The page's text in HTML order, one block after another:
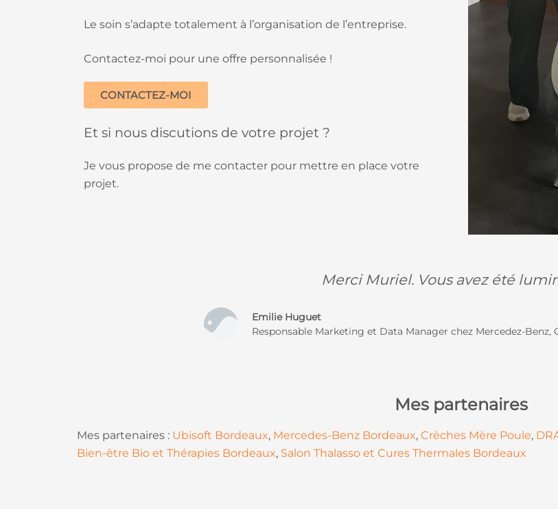
Le soin s’adapte totalement à l’organisation de l’entreprise.
Contactez-moi pour une offre personnalisée !
CONTACTEZ-MOI
Et si nous discutions de votre projet ?
Je vous propose de me contacter pour mettre en place votre
projet.
Merci Muriel. Vous avez été
Emilie Huguet
Responsable Marketing et Data Manager chez Mercedez-
Mes partenaires
Mes partenaires : Ubisoft Bordeaux, Mercedes-Benz Bordeaux, Crèches Mère Poule,
Bien-être Bio et Thérapies Bordeaux, Salon Thalasso et Cures Thermales Bordeaux